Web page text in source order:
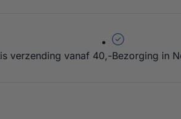
verzending vanaf 40,-Bezorging in
Piccolo Rotante